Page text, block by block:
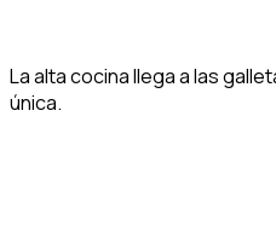
La alta cocina llega a las
única.